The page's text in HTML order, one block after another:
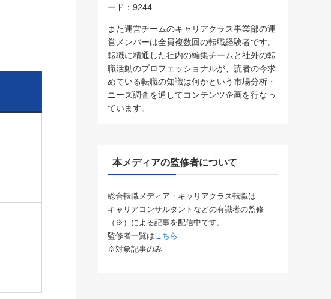
ード：9244
また運営チームのキャリアクラス事業部の運
営メンバーは全員複数回の転職経験者です。
転職に精通した社内の編集チームと社外の転
職活動のプロフェッショナルが、読者の今求
めている転職の知識は何かという市場分析・
ニーズ調査を通してコンテンツ企画を行なっ
ています。
本メディアの監修者について
総合転職メディア・キャリアクラス転職は
キャリアコンサルタントなどの有識者の監修
（※）による記事を配信中です。
監修者一覧はこちら
※対象記事のみ